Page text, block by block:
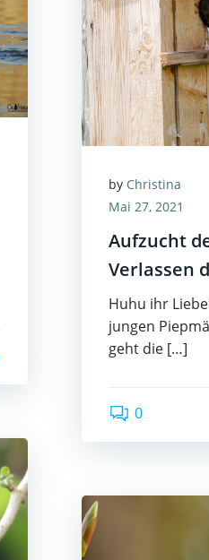
by Christina
Mai 27, 2021
Aufzucht
Verlassen
Huhu ihr
jungen
geht die […]
0